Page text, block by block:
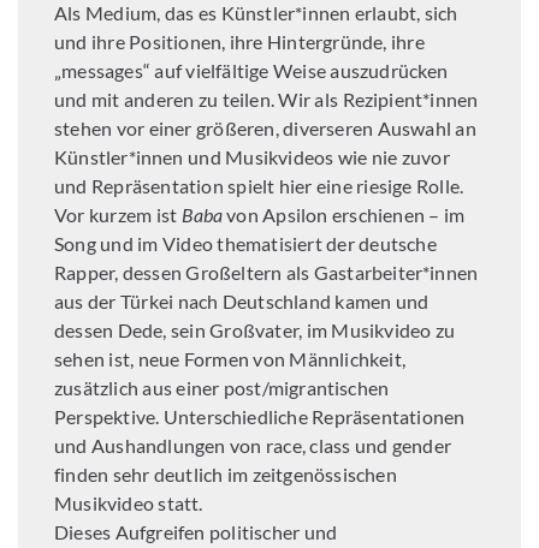
Als Medium, das es Künstler*innen erlaubt, sich
und ihre Positionen, ihre Hintergründe, ihre
„messages“ auf vielfältige Weise auszudrücken
und mit anderen zu teilen. Wir als Rezipient*innen
stehen vor einer größeren, diverseren Auswahl an
Künstler*innen und Musikvideos wie nie zuvor
und Repräsentation spielt hier eine riesige Rolle.
Vor kurzem ist Babavon Apsilon erschienen – im
Song und im Video thematisiert der deutsche
Rapper, dessen Großeltern als Gastarbeiter*innen
aus der Türkei nach Deutschland kamen und
dessen Dede, sein Großvater, im Musikvideo zu
sehen ist, neue Formen von Männlichkeit,
zusätzlich aus einer post/migrantischen
Perspektive. Unterschiedliche Repräsentationen
und Aushandlungen von race, class und gender
finden sehr deutlich im zeitgenössischen
Musikvideo statt.
Dieses Aufgreifen politischer und